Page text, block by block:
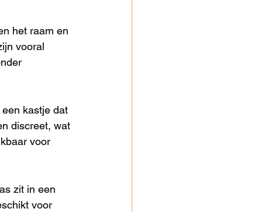
het raam en
vooral
kastje dat
discreet, wat
voor
zit in een
voor